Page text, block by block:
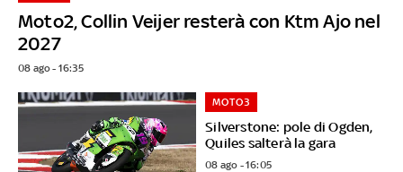
Moto2, Collin Veijer resterà con Ktm Ajo nel
2027
08 ago - 16:35
Silverstone: pole di Ogden,
Quiles salterà la gara
MOTO3
08 ago - 16:05